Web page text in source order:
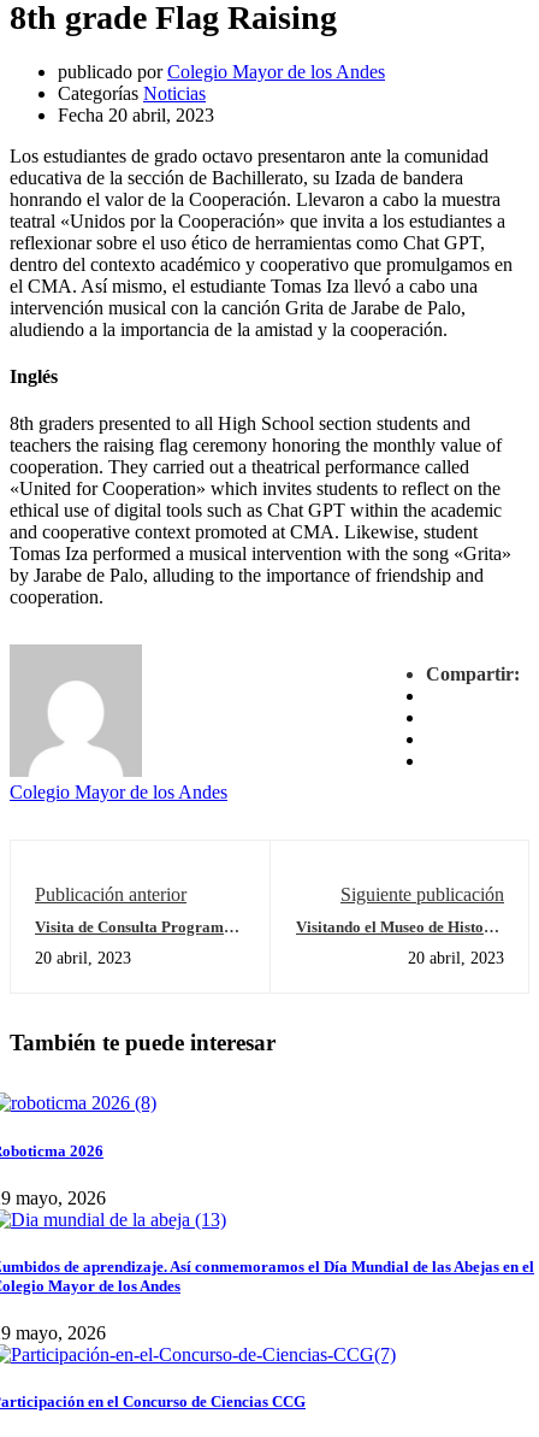
8th grade Flag Raising
publicado por Colegio Mayor de los Andes
Categorías Noticias
Fecha 20 abril, 2023
Los estudiantes de grado octavo presentaron ante la comunidad
educativa de la sección de Bachillerato, su Izada de bandera
honrando el valor de la Cooperación. Llevaron a cabo la muestra
teatral «Unidos por la Cooperación» que invita a los estudiantes a
reflexionar sobre el uso ético de herramientas como Chat GPT,
dentro del contexto académico y cooperativo que promulgamos en
el CMA. Así mismo, el estudiante Tomas Iza llevó a cabo una
intervención musical con la canción Grita de Jarabe de Palo,
aludiendo a la importancia de la amistad y la cooperación.
Inglés
8th graders presented to all High School section students and
teachers the raising flag ceremony honoring the monthly value of
cooperation. They carried out a theatrical performance called
«United for Cooperation» which invites students to reflect on the
ethical use of digital tools such as Chat GPT within the academic
and cooperative context promoted at CMA. Likewise, student
Tomas Iza performed a musical intervention with the song «Grita»
by Jarabe de Palo, alluding to the importance of friendship and
cooperation.
Compartir:
Colegio Mayor de los Andes
Publicación anterior
Visita de Consulta Programa
20 abril, 2023
Siguiente publicación
Visitando el Museo de Historia
the Natural History Museum of
20 abril, 2023
También te puede interesar
2026
mayo, 2026
de aprendizaje. Así conmemoramos el Día Mundial de las Abejas en el
Mayor de los Andes
mayo, 2026
en el Concurso de Ciencias CCG